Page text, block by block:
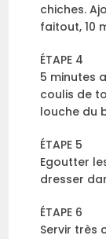
chiches.
faitout, 10
ÉTAPE 4
5 minutes
coulis de
louche du
ÉTAPE 5
Egoutter
dresser
ÉTAPE 6
Servir très